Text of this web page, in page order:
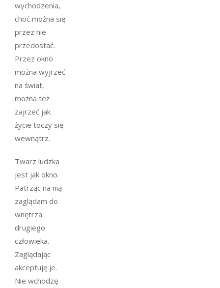
wychodzenia,
choć można się
przez nie
przedostać.
Przez okno
można wyjrzeć
na świat,
można też
zajrzeć jak
życie toczy się
wewnątrz.
Twarz ludzka
jest jak okno.
Patrząc na nią
zaglądam do
wnętrza
drugiego
człowieka.
Zaglądając
akceptuję je.
Nie wchodzę